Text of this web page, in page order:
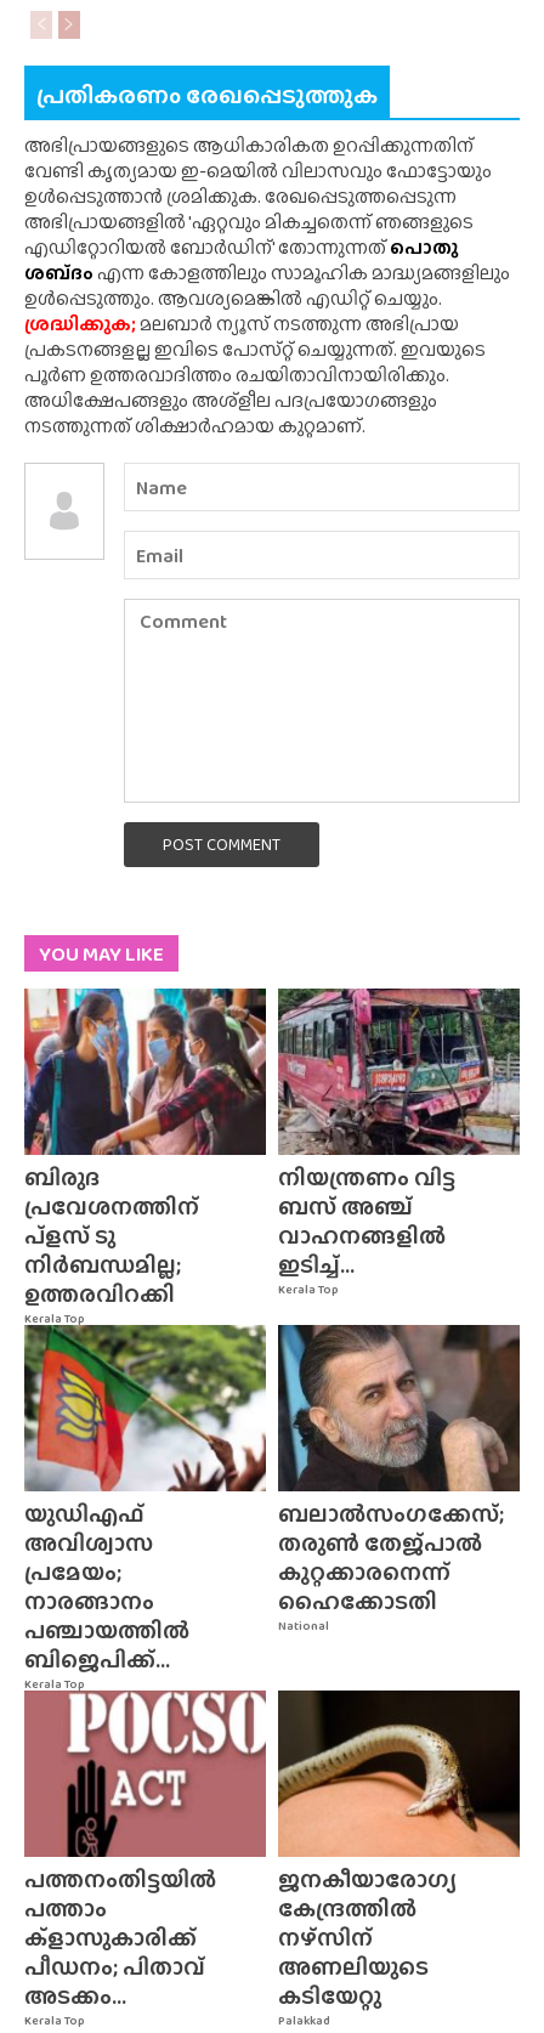
പ്രതികരണം രേഖപ്പെടുത്തുക
അഭിപ്രായങ്ങളുടെ ആധികാരികത ഉറപ്പിക്കുന്നതിന്
വേണ്ടി കൃത്യമായ ഇ-മെയിൽ വിലാസവും ഫോട്ടോയും
ഉൾപ്പെടുത്താൻ ശ്രമിക്കുക. രേഖപ്പെടുത്തപ്പെടുന്ന
അഭിപ്രായങ്ങളിൽ 'ഏറ്റവും മികച്ചതെന്ന് ഞങ്ങളുടെ
എഡിറ്റോറിയൽ ബോർഡിന്' തോന്നുന്നത്പൊതു
ശബ്‌ദംഎന്ന കോളത്തിലും സാമൂഹിക മാദ്ധ്യമങ്ങളിലും
ഉൾപ്പെടുത്തും. ആവശ്യമെങ്കിൽ എഡിറ്റ് ചെയ്യും.
ശ്രദ്ധിക്കുക;മലബാർ ന്യൂസ് നടത്തുന്ന അഭിപ്രായ
പ്രകടനങ്ങളല്ല ഇവിടെ പോസ്‌റ്റ് ചെയ്യുന്നത്. ഇവയുടെ
പൂർണ ഉത്തരവാദിത്തം രചയിതാവിനായിരിക്കും.
അധിക്ഷേപങ്ങളും അശ്‌ളീല പദപ്രയോഗങ്ങളും
നടത്തുന്നത് ശിക്ഷാർഹമായ കുറ്റമാണ്.
POST COMMENT
YOU MAY LIKE
Kerala Top
ബിരുദ
പ്രവേശനത്തിന്
പ്ളസ് ടു
നിർബന്ധമില്ല;
ഉത്തരവിറക്കി
Kerala Top
നിയന്ത്രണം വിട്ട
ബസ് അഞ്ച്
വാഹനങ്ങളിൽ
ഇടിച്ച്...
Kerala Top
യുഡിഎഫ്
അവിശ്വാസ
പ്രമേയം;
നാരങ്ങാനം
പഞ്ചായത്തിൽ
ബിജെപിക്ക്...
National
ബലാൽസംഗക്കേസ്;
തരുൺ തേജ്‌പാൽ
കുറ്റക്കാരനെന്ന്
ഹൈക്കോടതി
Kerala Top
പത്തനംതിട്ടയിൽ
പത്താം
ക്ളാസുകാരിക്ക്
പീഡനം; പിതാവ്
അടക്കം...
Palakkad
ജനകീയാരോഗ്യ
കേന്ദ്രത്തിൽ
നഴ്‌സിന്‌
അണലിയുടെ
കടിയേറ്റു